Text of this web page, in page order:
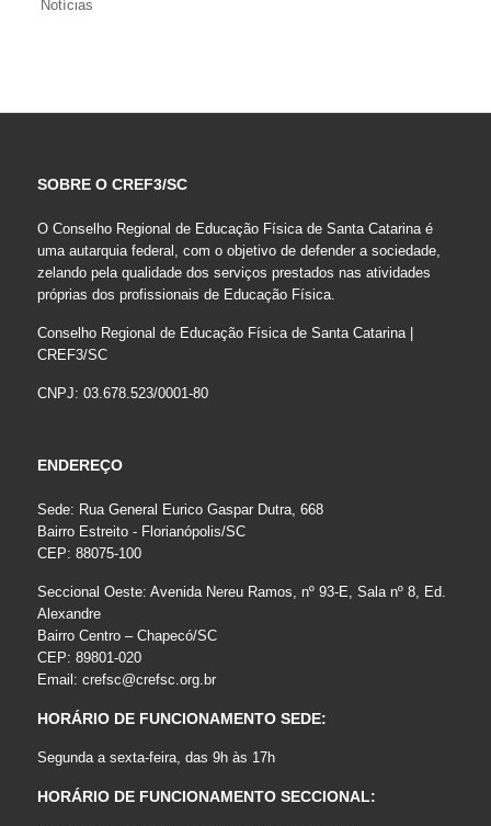
Notícias
SOBRE O CREF3/SC
O Conselho Regional de Educação Física de Santa Catarina é
uma autarquia federal, com o objetivo de defender a sociedade,
zelando pela qualidade dos serviços prestados nas atividades
próprias dos profissionais de Educação Física.
Conselho Regional de Educação Física de Santa Catarina |
CREF3/SC
CNPJ: 03.678.523/0001-80
ENDEREÇO
Sede: Rua General Eurico Gaspar Dutra, 668
Bairro Estreito - Florianópolis/SC
CEP: 88075-100
Seccional Oeste: Avenida Nereu Ramos, nº 93-E, Sala nº 8, Ed.
Alexandre
Bairro Centro – Chapecó/SC
CEP: 89801-020
Email: crefsc@crefsc.org.br
HORÁRIO DE FUNCIONAMENTO SEDE:
Segunda a sexta-feira, das 9h às 17h
HORÁRIO DE FUNCIONAMENTO SECCIONAL: